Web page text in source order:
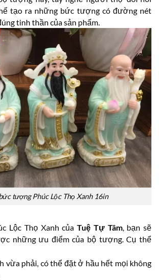
tạo ra những bức tượng có đường nét
tinh thần của sản phẩm.
tượng Phúc Lộc Thọ Xanh 16in
Lộc Thọ Xanh của Tuệ Tự Tâm, bạn sẽ
những ưu điểm của bộ tượng. Cụ thể
vừa phải, có thể đặt ở hầu hết mọi không